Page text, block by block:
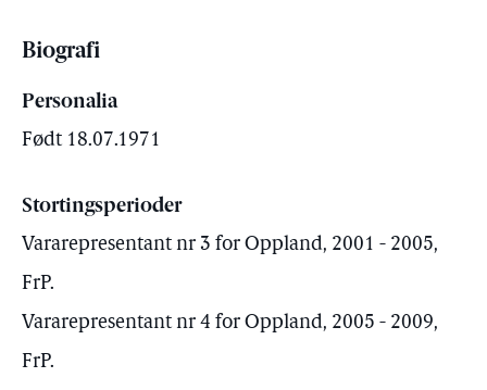
Biografi
Personalia
Født 18.07.1971
Stortingsperioder
Vararepresentant nr 3 for Oppland, 2001 - 2005,
FrP.
Vararepresentant nr 4 for Oppland, 2005 - 2009,
FrP.